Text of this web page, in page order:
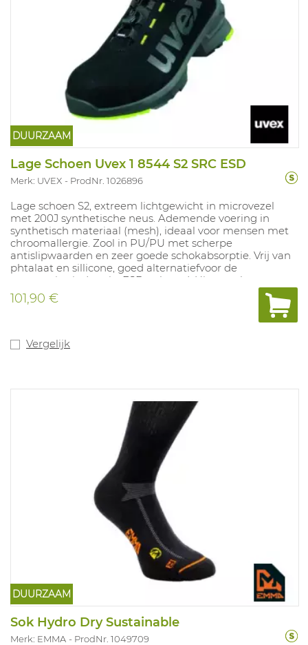
DUURZAAM
Lage Schoen Uvex 1 8544 S2 SRC ESD
Merk: UVEX ProdNr. 1026896
Lage schoen S2, extreem lichtgewicht in microvezel
met 200J synthetische neus. Ademende voering in
synthetisch materiaal (mesh), ideaal voor mensen met
chroomallergie. Zool in PU/PU met scherpe
antislipwaarden en zeer goede schokabsorptie. Vrij van
phtalaat en sillicone, goed alternatiefvoor de
automotive industrie. ESD gekeurd. Uitneembare
inlegzool met vochtregulerendsysteem en
schokabsorptie. Maten: 10, 11, 12, 14: 35-52.
101,90 €
Vergelijk
DUURZAAM
Sok Hydro Dry Sustainable
Merk: EMMA ProdNr. 1049709